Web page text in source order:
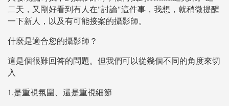
二天，又剛好看到有人在"討論"這件事，我想，就稍微提醒
一下新人，以及有可能接案的攝影師。
什麼是適合您的攝影師？
這是個很難回答的問題。但我們可以從幾個不同的角度來切
入
1.是重視氛圍、還是重視細節